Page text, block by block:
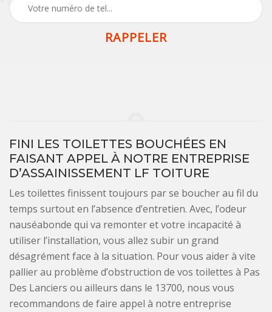
FINI LES TOILETTES BOUCHÉES EN
FAISANT APPEL À NOTRE ENTREPRISE
D’ASSAINISSEMENT LF TOITURE
Les toilettes finissent toujours par se boucher au fil du
temps surtout en l’absence d’entretien. Avec, l’odeur
nauséabonde qui va remonter et votre incapacité à
utiliser l’installation, vous allez subir un grand
désagrément face à la situation. Pour vous aider à vite
pallier au problème d’obstruction de vos toilettes à Pas
Des Lanciers ou ailleurs dans le 13700, nous vous
recommandons de faire appel à notre entreprise